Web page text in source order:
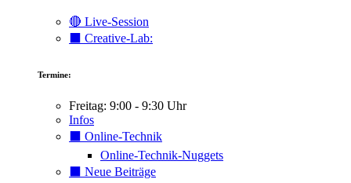
🔴 Live-Session
⬛️ Creative-Lab:
Termine:
Freitag: 9:00 - 9:30 Uhr
Infos
⬛️ Online-Technik
Online-Technik-Nuggets
⬛️ Neue Beiträge